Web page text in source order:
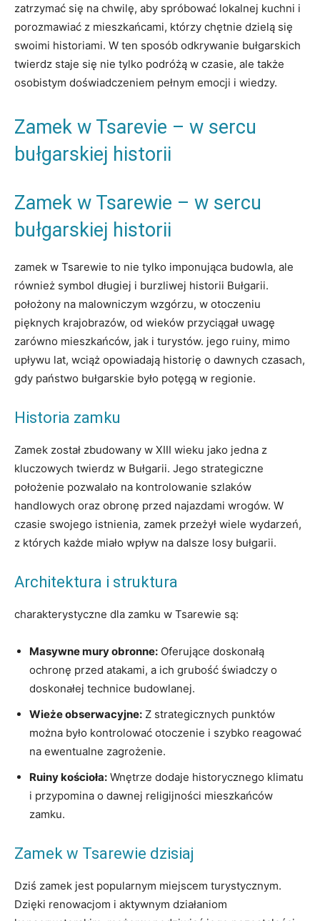
zatrzymać się​ na chwilę, aby spróbować lokalnej kuchni i
⁣porozmawiać ‌z mieszkańcami, którzy chętnie dzielą ⁣się
swoimi historiami. W ten sposób odkrywanie bułgarskich
twierdz staje się nie tylko podróżą w czasie, ale także
‌osobistym doświadczeniem pełnym emocji ⁢i‍ wiedzy.
Zamek w Tsarevie – w sercu
bułgarskiej historii
Zamek ⁤w⁣ Tsarewie – w⁣ sercu
bułgarskiej historii
zamek w ⁤Tsarewie to ‌nie tylko imponująca⁢ budowla,​ ale
również symbol długiej i burzliwej​ historii⁢ Bułgarii.
położony na malowniczym wzgórzu, w ‌otoczeniu
pięknych krajobrazów, od wieków przyciągał ‌uwagę
zarówno‍ mieszkańców, ⁢jak ⁢i turystów.‌ jego ruiny,⁣ mimo⁤
upływu lat, wciąż opowiadają historię o ⁢dawnych czasach,
gdy państwo ⁣bułgarskie było‌ potęgą‍ w ⁣regionie.
Historia ⁢zamku
Zamek⁢ został zbudowany w XIII wieku jako jedna z
kluczowych twierdz⁣ w Bułgarii. Jego ⁢strategiczne
położenie pozwalało na ⁤kontrolowanie⁣ szlaków
‌handlowych oraz ‌obronę ⁤przed najazdami wrogów. W
czasie swojego‍ istnienia, zamek przeżył wiele wydarzeń,
z których każde miało wpływ na dalsze losy bułgarii.
Architektura i​ struktura
charakterystyczne dla zamku w⁢ Tsarewie⁣ są:
Masywne mury obronne: ‍Oferujące doskonałą‍
ochronę przed ‌atakami, ‍a ich‍ grubość świadczy⁣ o ​
doskonałej ‍technice budowlanej.
Wieże obserwacyjne: Z strategicznych punktów
można było kontrolować otoczenie i szybko reagować ​
na ewentualne zagrożenie.
Ruiny kościoła: Wnętrze dodaje historycznego klimatu
i⁣ przypomina o dawnej religijności mieszkańców
⁣zamku.
Zamek‌ w Tsarewie dzisiaj
Dziś zamek jest popularnym ⁢miejscem turystycznym.‍
Dzięki renowacjom i aktywnym działaniom